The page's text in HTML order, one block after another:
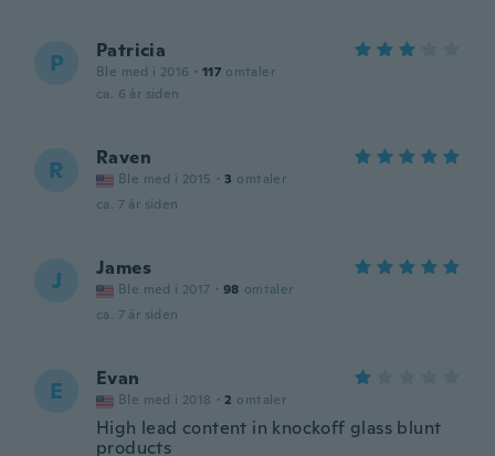
P Patricia
Ble med i 2016 · 117 omtaler
ca. 6 år siden
R Raven
Ble med i 2015 · 3 omtaler
ca. 7 år siden
J James
Ble med i 2017 · 98 omtaler
ca. 7 år siden
E Evan
Ble med i 2018 · 2 omtaler
High lead content in knockoff glass blunt
products